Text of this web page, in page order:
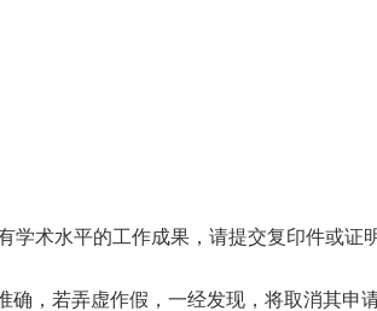
术水平的工作成果，请提交复印件或证
若弄虚作假，一经发现，将取消其申